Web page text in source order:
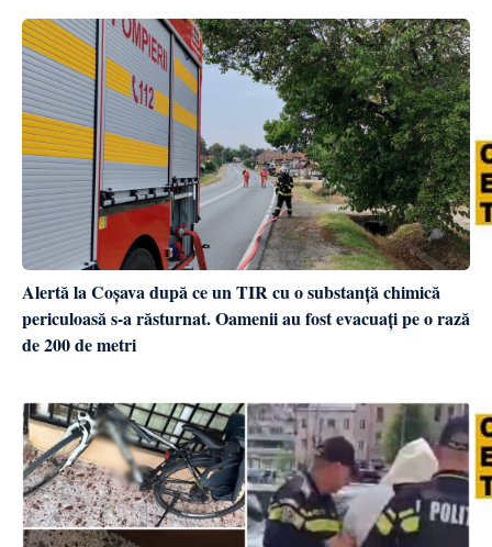
Alertă la Coșava după ce un TIR cu o substanță chimică
periculoasă s-a răsturnat. Oamenii au fost evacuați pe o rază
de 200 de metri